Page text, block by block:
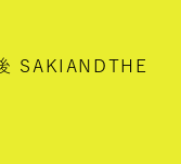
SAKIANDTHE